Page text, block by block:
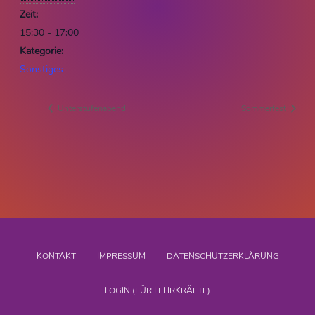
Zeit:
15:30 - 17:00
Kategorie:
Sonstiges
Unterstufenabend Sommerfest
KONTAKT IMPRESSUM DATENSCHUTZERKLÄRUNG
LOGIN (FÜR LEHRKRÄFTE)